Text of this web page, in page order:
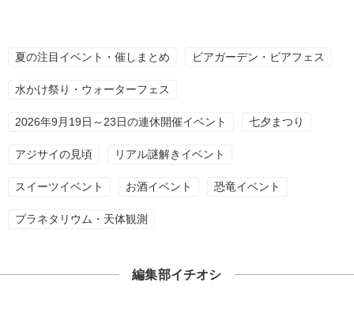
夏の注目イベント・催しまとめ ビアガーデン・ビアフェス
水かけ祭り・ウォーターフェス
2026年9月19日～23日の連休開催イベント 七夕まつり
アジサイの見頃 リアル謎解きイベント
スイーツイベント お酒イベント 恐竜イベント
プラネタリウム・天体観測
編集部イチオシ